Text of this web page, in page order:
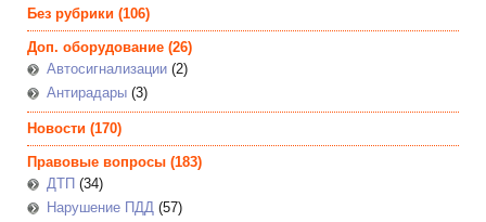
Без рубрики (106)
Доп. оборудование (26)
Автосигнализации (2)
Антирадары (3)
Новости (170)
Правовые вопросы (183)
ДТП (34)
Нарушение ПДД (57)